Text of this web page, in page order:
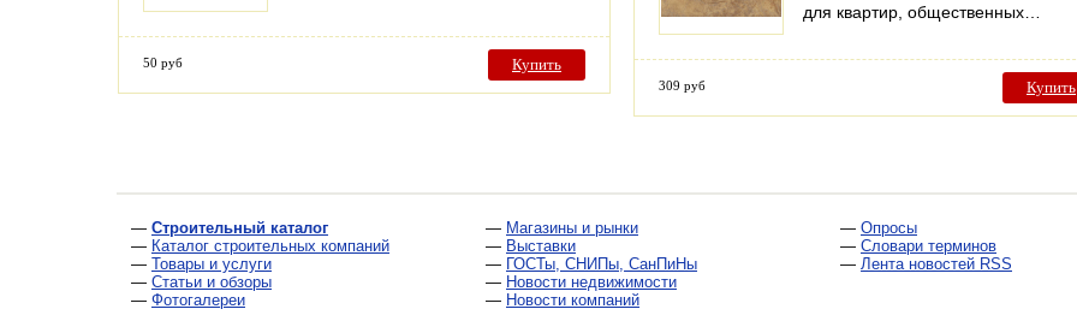
50 руб Купить
для квартир, общественных…
309 руб Купить
— Строительный каталог
— Каталог строительных компаний
— Товары и услуги
— Статьи и обзоры
— Фотогалереи
— Магазины и рынки
— Выставки
— ГОСТы, СНИПы, СанПиНы
— Новости недвижимости
— Новости компаний
— Опросы
— Словари терминов
— Лента новостей RSS